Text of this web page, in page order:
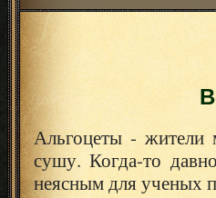
Альгоцеты - жители
сушу. Когда-то
неясным для ученых